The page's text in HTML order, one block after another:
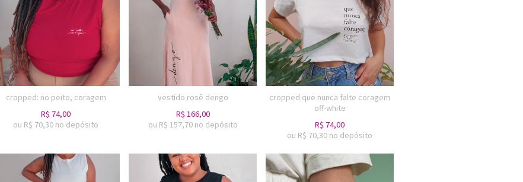
cropped: no peito, coragem
R$ 74,00
ou R$ 70,30 no depósito
vestido rosê dengo
R$ 166,00
ou R$ 157,70 no depósito
cropped que nunca falte coragem
off-white
R$ 74,00
ou R$ 70,30 no depósito